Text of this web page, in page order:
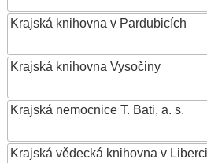
Krajská knihovna v Pardubicích
Krajská knihovna Vysočiny
Krajská nemocnice T. Bati, a. s.
Krajská vědecká knihovna v Liberci